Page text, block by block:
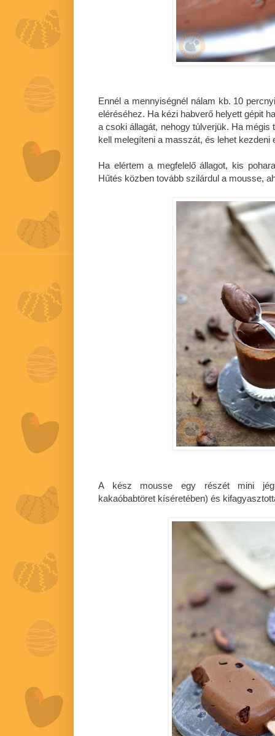
Ennél a mennyiségnél nálam kb. 10
eléréséhez. Ha kézi habverő helyett gépit
a csoki állagát, nehogy túlverjük. Ha
kell melegíteni a masszát, és lehet kezdeni
Ha elértem a megfelelő állagot, kis
Hűtés közben tovább szilárdul a mousse,
A kész mousse egy részét mini
kakaóbabtöret kíséretében) és